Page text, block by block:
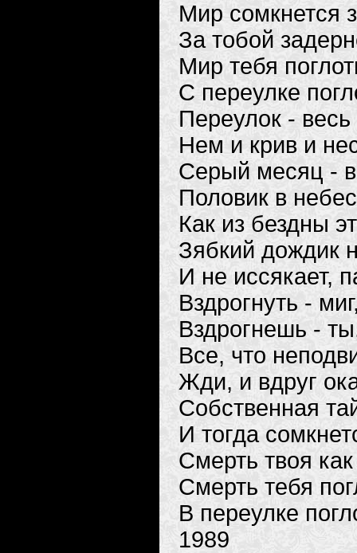
Мир сомкнется
За тобой
Мир тебя
С переулке
Переулок -
Нем и крив и
Серый месяц -
Половик в
Как из бездны
Зябкий дождик
И не иссякает,
Вздрогнуть -
Вздрогнешь -
Все, что
Жди, и вдруг
Собственная
И тогда
Смерть твоя
Смерть тебя
В переулке
1989